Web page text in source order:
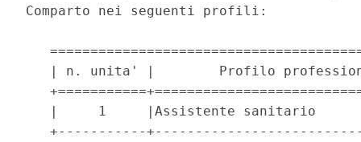
Comparto nei seguenti profili:
| n. unita' |        Profilo
|     1     |Assistente sanitario
+-----------